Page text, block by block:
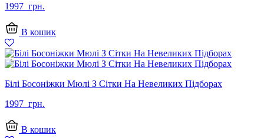
1997 грн.
В кошик
Білі Босоніжки Мюлі З Сітки На Невеликих Підборах
1997 грн.
В кошик